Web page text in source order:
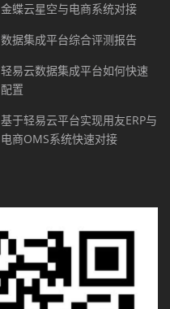
金蝶云星空与电商系统对接
数据集成平台综合评测报告
轻易云数据集成平台如何快速
配置
基于轻易云平台实现用友ERP与
电商OMS系统快速对接